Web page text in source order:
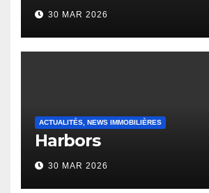
30 MAR 2026
ACTUALITÉS, NEWS IMMOBILIÈRES
Harbors
30 MAR 2026